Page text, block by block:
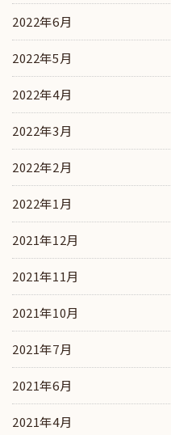
2022年6月
2022年5月
2022年4月
2022年3月
2022年2月
2022年1月
2021年12月
2021年11月
2021年10月
2021年7月
2021年6月
2021年4月